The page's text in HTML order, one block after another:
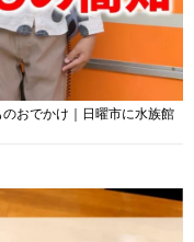
おでかけ｜日曜市に水族館